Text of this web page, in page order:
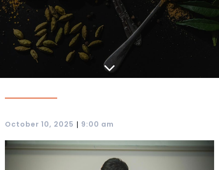
October 10, 2025 | 9:00 am